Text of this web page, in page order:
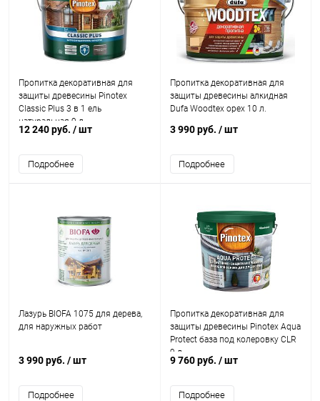
Пропитка декоративная для
защиты древесины Pinotex
Classic Plus 3 в 1 ель
натуральная 9 л.
12 240 руб. / шт
Подробнее
Пропитка декоративная для
защиты древесины алкидная
Dufa Woodtex орех 10 л.
3 990 руб. / шт
Подробнее
Лазурь BIOFA 1075 для дерева,
для наружных работ
3 990 руб. / шт
Подробнее
Пропитка декоративная для
защиты древесины Pinotex Aqua
Protect база под колеровку CLR
9 л.
9 760 руб. / шт
Подробнее